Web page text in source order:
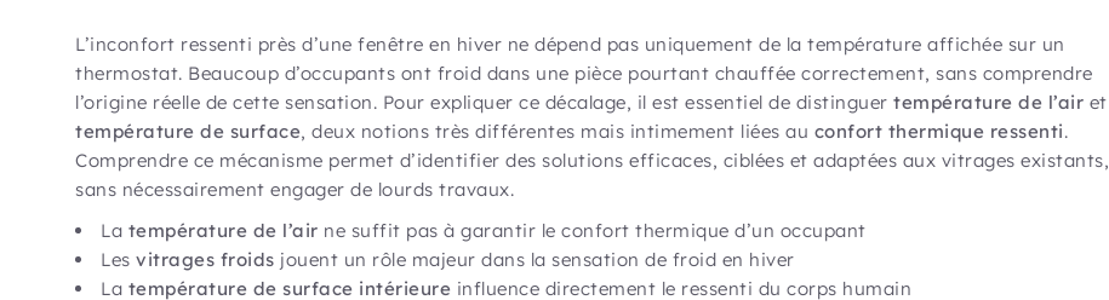
L’inconfort ressenti près d’une fenêtre en hiver ne dépend pas uniquement de la température affichée sur un
thermostat. Beaucoup d’occupants ont froid dans une pièce pourtant chauffée correctement, sans comprendre
l’origine réelle de cette sensation. Pour expliquer ce décalage, il est essentiel de distinguer température de l’air et
température de surface, deux notions très différentes mais intimement liées au confort thermique ressenti.
Comprendre ce mécanisme permet d’identifier des solutions efficaces, ciblées et adaptées aux vitrages existants,
sans nécessairement engager de lourds travaux.
La température de l’air ne suffit pas à garantir le confort thermique d’un occupant
Les vitrages froids jouent un rôle majeur dans la sensation de froid en hiver
La température de surface intérieure influence directement le ressenti du corps humain